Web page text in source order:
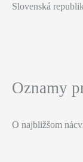
Slovenská
Oznamy
O najbližšom